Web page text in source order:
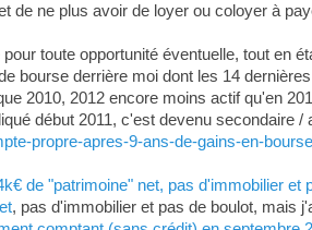
de ne plus avoir de loyer ou coloyer à
toute opportunité éventuelle, tout en
bourse derrière moi dont les 14
2010, 2012 encore moins actif qu'en
début 2011, c'est devenu secondaire
propre-apres-9-ans-de-gains-en-
de "patrimoine" net, pas d'immobilier et
, pas d'immobilier et pas de boulot, mais